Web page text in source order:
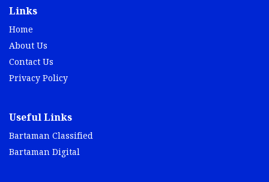
Links
Home
About Us
Contact Us
Privacy Policy
Useful Links
Bartaman Classified
Bartaman Digital